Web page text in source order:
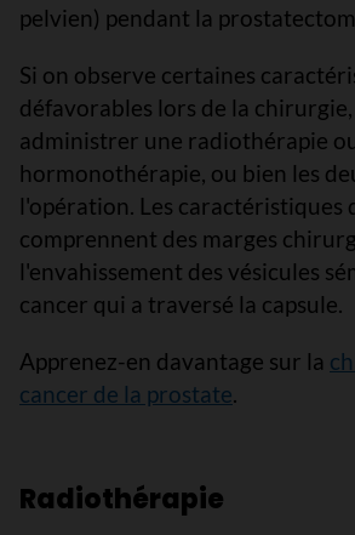
pelvien) pendant la
Si on observe certaines
défavorables lors de la
administrer une radiothérapie
hormonothérapie, ou bien les
l'opération. Les caractéristiques
comprennent des marges
l'envahissement des vésicules
cancer qui a traversé la capsule.
Apprenez-en davantage sur la
cancer de la prostate.
Radiothérapie